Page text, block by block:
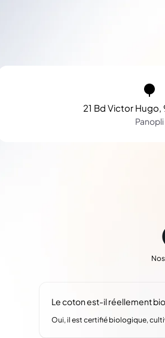
21 Bd Victor Hugo,
Panopli
Le coton est-il réellement
Oui, il est certifié biologique,